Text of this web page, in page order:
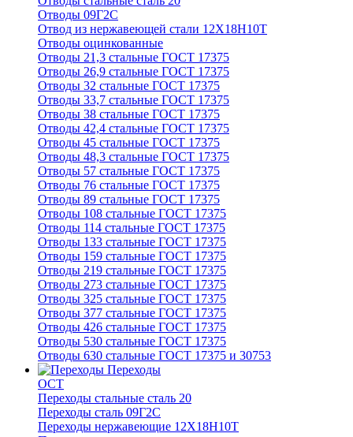
Отводы 09Г2С
Отвод из нержавеющей стали 12Х18Н10Т
Отводы оцинкованные
Отводы 21,3 стальные ГОСТ 17375
Отводы 26,9 стальные ГОСТ 17375
Отводы 32 стальные ГОСТ 17375
Отводы 33,7 стальные ГОСТ 17375
Отводы 38 стальные ГОСТ 17375
Отводы 42,4 стальные ГОСТ 17375
Отводы 45 стальные ГОСТ 17375
Отводы 48,3 стальные ГОСТ 17375
Отводы 57 стальные ГОСТ 17375
Отводы 76 стальные ГОСТ 17375
Отводы 89 стальные ГОСТ 17375
Отводы 108 стальные ГОСТ 17375
Отводы 114 стальные ГОСТ 17375
Отводы 133 стальные ГОСТ 17375
Отводы 159 стальные ГОСТ 17375
Отводы 219 стальные ГОСТ 17375
Отводы 273 стальные ГОСТ 17375
Отводы 325 стальные ГОСТ 17375
Отводы 377 стальные ГОСТ 17375
Отводы 426 стальные ГОСТ 17375
Отводы 530 стальные ГОСТ 17375
Отводы 630 стальные ГОСТ 17375 и 30753
Переходы
ОСТ
Переходы стальные сталь 20
Переходы сталь 09Г2С
Переходы нержавеющие 12Х18Н10Т